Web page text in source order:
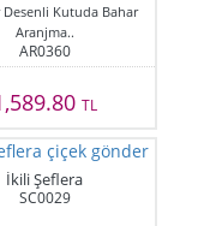
Desenli Kutuda Bahar
Aranjma..
AR0360
TL
İkili Şeflera
SC0029